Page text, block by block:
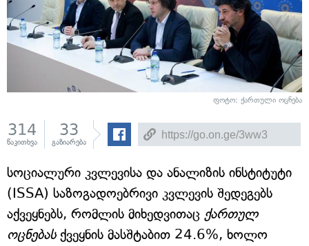
ფოტო: ქართული ოცნება
314
წაკითხვა
33
გაზიარება
სოციალური კვლევისა და ანალიზის ინსტიტუტი
(ISSA) საზოგადოებრივი კვლევის შედეგებს
აქვეყნებს, რომლის მიხედვითაც ქართულ
ოცნებასქვეყნის მასშტაბით 24.6%, ხოლო